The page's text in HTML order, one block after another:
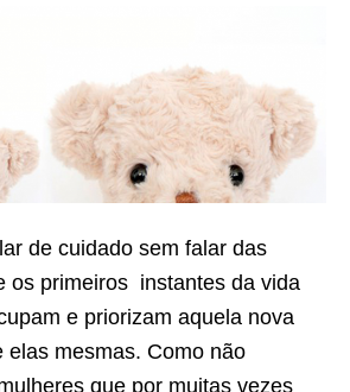
de cuidado sem falar das
os primeiros instantes da vida
e priorizam aquela nova
elas mesmas. Como não
que por muitas vezes